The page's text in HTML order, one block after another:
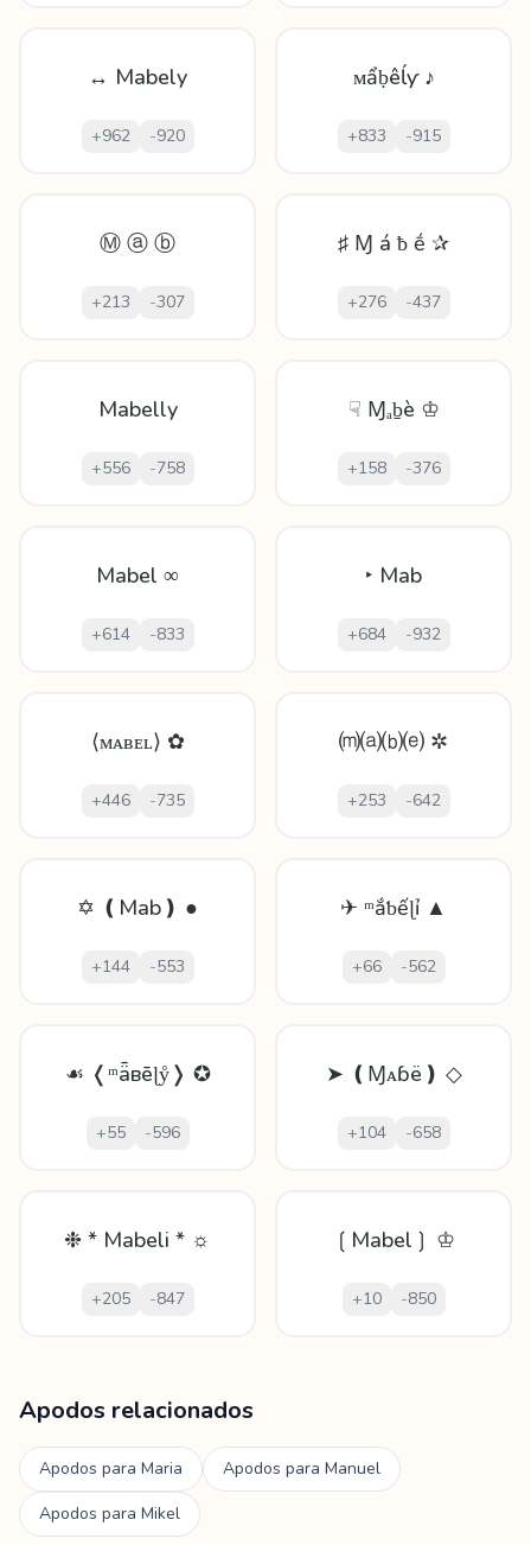
↔ Mabely
+962 -920
ᴍẩḅêĺƴ ♪
+833 -915
Ⓜ ⓐ ⓑ
+213 -307
♯ Ɱ á ƀ ḗ ✰
+276 -437
Mabelly
+556 -758
☟ Ɱₐḇè ♔
+158 -376
Mabel ∞
+614 -833
‣ Mab
+684 -932
⟨ᴍᴀʙᴇʟ⟩ ✿
+446 -735
⒨⒜⒝⒠ ✲
+253 -642
✡ ❪Mab❫ ●
+144 -553
✈ ᵐắƅếɭỉ ▲
+66 -562
☙ ❬ᵐǟвēɭẙ❭ ✪
+55 -596
➤ ❪Ɱᴀɓë❫ ◇
+104 -658
❉ * Mabeli * ☼
+205 -847
❲Mabel❳ ♔
+10 -850
Apodos relacionados
Apodos para Maria Apodos para Manuel
Apodos para Mikel